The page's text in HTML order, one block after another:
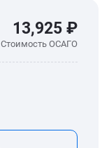
13,925 ₽
Стоимость ОСАГО